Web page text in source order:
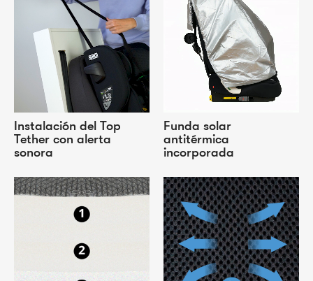
Instalación del Top
Tether con alerta
sonora
Funda solar
antitérmica
incorporada